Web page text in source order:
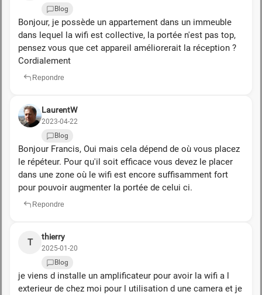
Blog
Bonjour, je possède un appartement dans un immeuble
dans lequel la wifi est collective, la portée n'est pas top,
pensez vous que cet appareil améliorerait la réception ?
Cordialement
Repondre
LaurentW
2023-04-22
Blog
Bonjour Francis, Oui mais cela dépend de où vous placez
le répéteur. Pour qu'il soit efficace vous devez le placer
dans une zone où le wifi est encore suffisamment fort
pour pouvoir augmenter la portée de celui ci.
Repondre
T
thierry
2025-01-20
Blog
je viens d installe un amplificateur pour avoir la wifi a l
exterieur de chez moi pour l utilisation d une camera et je